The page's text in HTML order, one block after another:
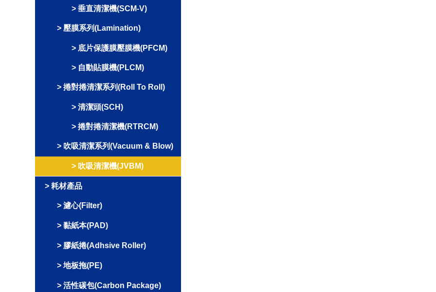
垂直清潔機(SCM-V)
壓膜系列(Lamination)
底片保護膜壓膜機(PFCM)
自動貼膜機(PLCM)
捲對捲清潔系列(Roll To Roll)
清潔頭(SCH)
捲對捲清潔機(RTRCM)
吹吸清潔系列(Vacuum & Blow)
吹吸清潔機(JVBM)
耗材產品
濾心(Filter)
黏紙本(PAD)
膠紙捲(Adhsive Roller)
地板拖(PE)
活性碳包(Carbon Package)